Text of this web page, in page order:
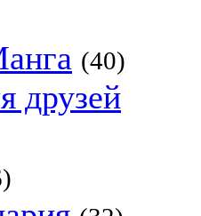
(40)
друзей